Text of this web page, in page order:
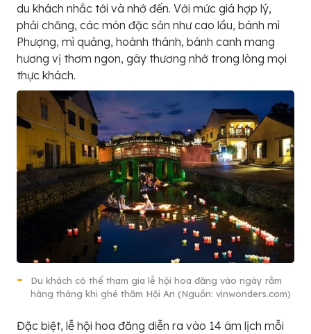
du khách nhắc tới và nhớ đến. Với mức giá hợp lý,
phải chăng, các món đặc sản như cao lầu, bánh mì
Phượng, mì quảng, hoành thánh, bánh canh mang
hương vị thơm ngon, gây thương nhớ trong lòng mọi
thực khách.
Du khách có thể tham gia lễ hội hoa đăng vào ngày rằm
hàng tháng khi ghé thăm Hội An (Nguồn: vinwonders.com)
Đặc biệt, lễ hội hoa đăng diễn ra vào 14 âm lịch mỗi